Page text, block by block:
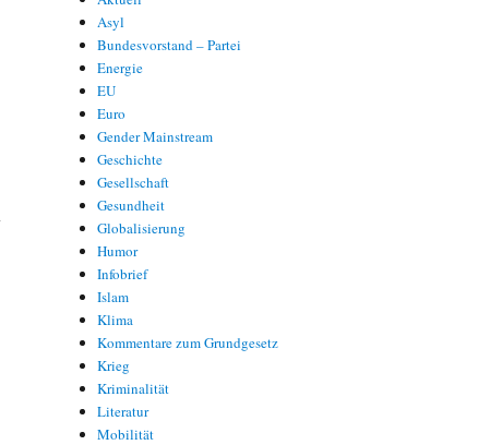
Asyl
Bundesvorstand – Partei
Energie
EU
Euro
Gender Mainstream
Geschichte
Gesellschaft
Gesundheit
Globalisierung
Humor
Infobrief
Islam
Klima
Kommentare zum Grundgesetz
Krieg
Kriminalität
Literatur
Mobilität